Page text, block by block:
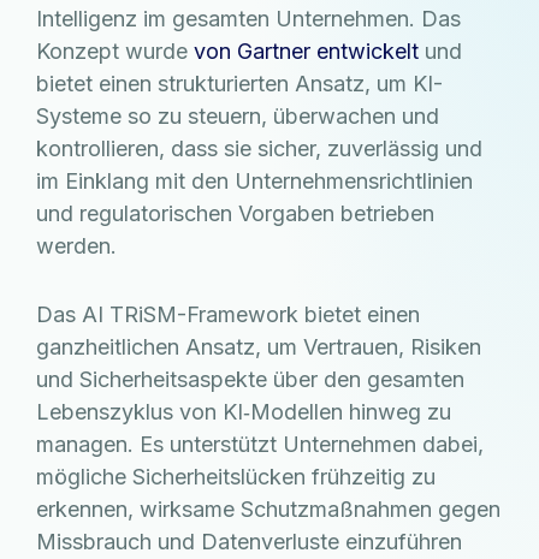
Intelligenz im gesamten Unternehmen. Das
Konzept wurde von Gartner entwickelt und
bietet einen strukturierten Ansatz, um KI-
Systeme so zu steuern, überwachen und
kontrollieren, dass sie sicher, zuverlässig und
im Einklang mit den Unternehmensrichtlinien
und regulatorischen Vorgaben betrieben
werden.
Das AI TRiSM-Framework bietet einen
ganzheitlichen Ansatz, um Vertrauen, Risiken
und Sicherheitsaspekte über den gesamten
Lebenszyklus von KI‑Modellen hinweg zu
managen. Es unterstützt Unternehmen dabei,
mögliche Sicherheitslücken frühzeitig zu
erkennen, wirksame Schutzmaßnahmen gegen
Missbrauch und Datenverluste einzuführen